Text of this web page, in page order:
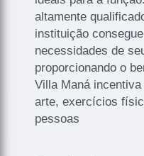
altamente
instituição
necessidades de
proporcionando o
Villa Maná
arte, exercícios
pessoas